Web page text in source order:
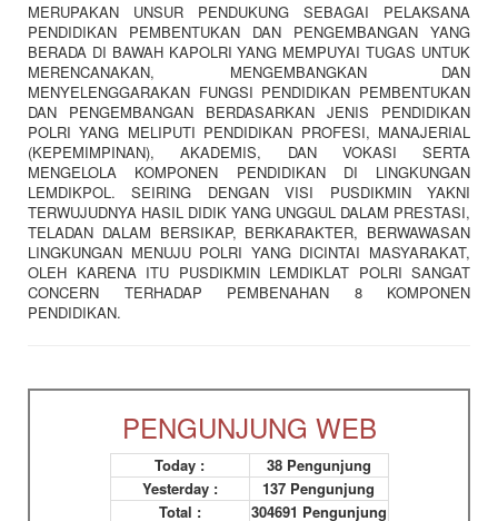
MERUPAKAN UNSUR PENDUKUNG SEBAGAI PELAKSANA
PENDIDIKAN PEMBENTUKAN DAN PENGEMBANGAN YANG
BERADA DI BAWAH KAPOLRI YANG MEMPUYAI TUGAS UNTUK
MERENCANAKAN, MENGEMBANGKAN DAN
MENYELENGGARAKAN FUNGSI PENDIDIKAN PEMBENTUKAN
DAN PENGEMBANGAN BERDASARKAN JENIS PENDIDIKAN
POLRI YANG MELIPUTI PENDIDIKAN PROFESI, MANAJERIAL
(KEPEMIMPINAN), AKADEMIS, DAN VOKASI SERTA
MENGELOLA KOMPONEN PENDIDIKAN DI LINGKUNGAN
LEMDIKPOL. SEIRING DENGAN VISI PUSDIKMIN YAKNI
TERWUJUDNYA HASIL DIDIK YANG UNGGUL DALAM PRESTASI,
TELADAN DALAM BERSIKAP, BERKARAKTER, BERWAWASAN
LINGKUNGAN MENUJU POLRI YANG DICINTAI MASYARAKAT,
OLEH KARENA ITU PUSDIKMIN LEMDIKLAT POLRI SANGAT
CONCERN TERHADAP PEMBENAHAN 8 KOMPONEN
PENDIDIKAN.
PENGUNJUNG WEB
Today :
38 Pengunjung
Yesterday :
137 Pengunjung
Total :
304691 Pengunjung